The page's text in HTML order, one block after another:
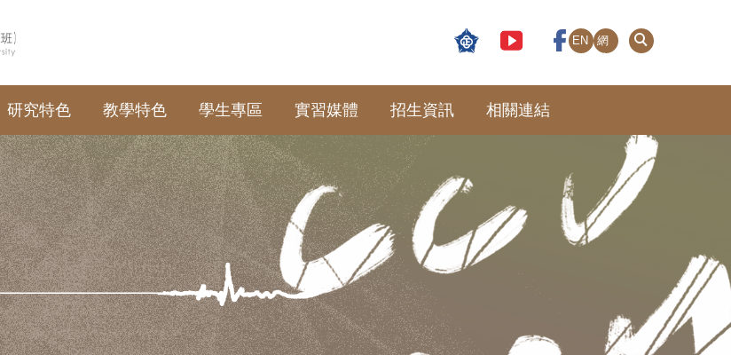
EN
網
研究特色 教學特色 學生專區 實習媒體 招生資訊 相關連結